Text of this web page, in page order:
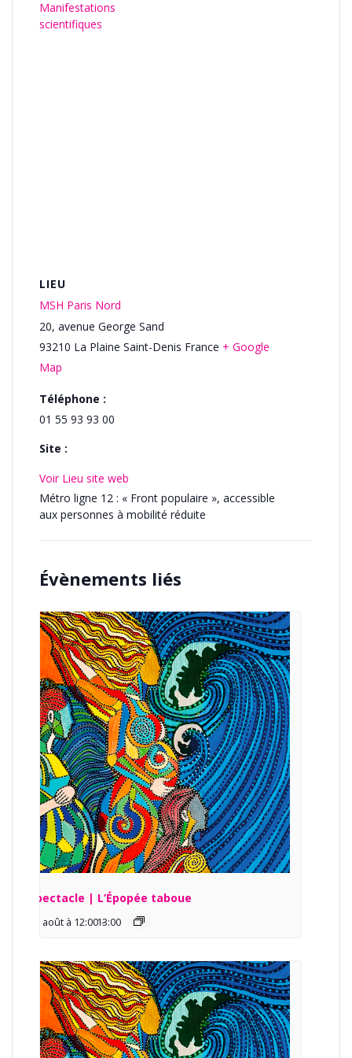
Manifestations
scientifiques
LIEU
MSH Paris Nord
20, avenue George Sand
93210 La Plaine Saint-Denis France + Google
Map
Téléphone :
01 55 93 93 00
Site :
Voir Lieu site web
Métro ligne 12 : « Front populaire », accessible
aux personnes à mobilité réduite
Évènements liés
Spectacle | L’Épopée taboue
13 août à 12:00 -
13:00